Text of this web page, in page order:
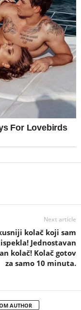
Next article
kolač koji sam
Jednostavan
kolač! Kolač gotov
za samo 10 minuta.
AUTHOR